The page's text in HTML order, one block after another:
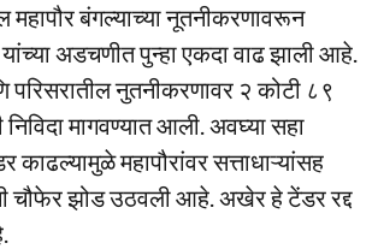
महापौर बंगल्याच्या नूतनीकरणावरून
यांच्या अडचणीत पुन्हा एकदा वाढ झाली आहे.
परिसरातील नुतनीकरणावर २ कोटी ८९
मागवण्यात आली. अवघ्या सहा
काढल्यामुळे महापौरांवर सत्ताधाऱ्यांसह
चौफेर झोड उठवली आहे. अखेर हे टेंडर रद्द